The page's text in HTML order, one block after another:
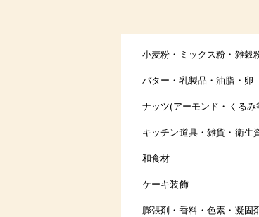
小麦粉・ミックス粉・雑穀
バター・乳製品・油脂・卵
ナッツ(アーモンド・くるみ
キッチン道具・雑貨・衛生
和食材
ケーキ装飾
膨張剤・香料・色素・凝固